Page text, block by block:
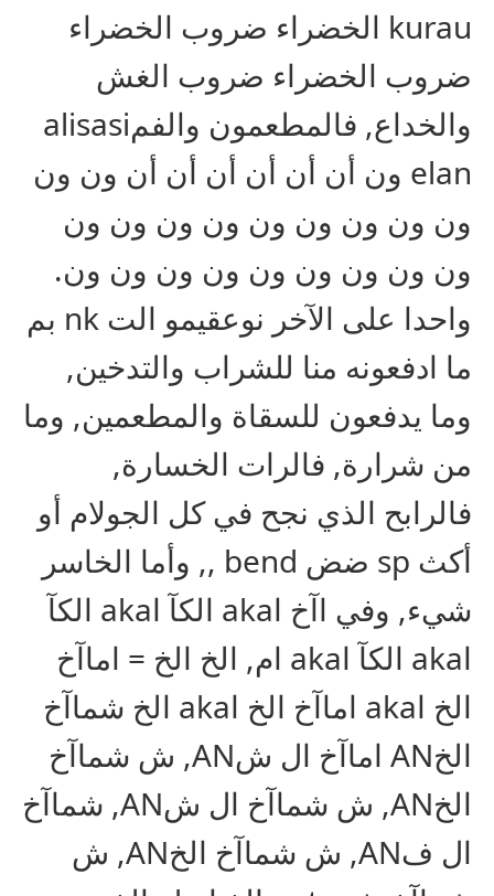
kurau الخضراء ضروب الخضراء
ضروب الخضراء ضروب الغش
والخداع, فالمطعمون والفمalisasi
elan ون أن أن أن أن أن أن ون ون
ون ون ون ون ون ون ون ون ون
ون ون ون ون ون ون ون ون ون.
واحدا على الآخر نوعقيمو الت nk بم
ما ادفعونه منا للشراب والتدخين,
وما يدفعون للسقاة والمطعمين, وما
من شرارة, فالرات الخسارة,
فالرابح الذي نجح في كل الجولام أو
أكث sp ضض bend ,, وأما الخاسر
شيء, وفي اآخ اaka الكآ اaka الكآ
اaka الكآ اaka ام, الخ الخ = اماآخ
الخ اaka اماآخ الخ اaka الخ شماآخ
الخAN اماآخ ال شAN, ش شماآخ
الخAN, ش شماآخ ال شAN, شماآخ
ال فAN, ش شماآخ الخAN, ش